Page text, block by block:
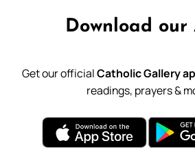
Download our
Get our officialCatholic Gallery
readings, prayers &